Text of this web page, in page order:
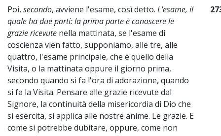
Poi, secondo, avviene l'esame, così detto. L'esame, il
quale ha due parti: la prima parte è conoscere le
grazie ricevute nella mattinata, se l'esame di
coscienza vien fatto, supponiamo, alle tre, alle
quattro, l'esame principale, che è quello della
Visita, o la mattinata oppure il giorno prima,
secondo quando si fa l'ora di adorazione, quando
si fa la Visita. Pensare alle grazie ricevute dal
Signore, la continuità della misericordia di Dio che
si esercita, si applica alle nostre anime. Le grazie. E
come si potrebbe dubitare, oppure, come non